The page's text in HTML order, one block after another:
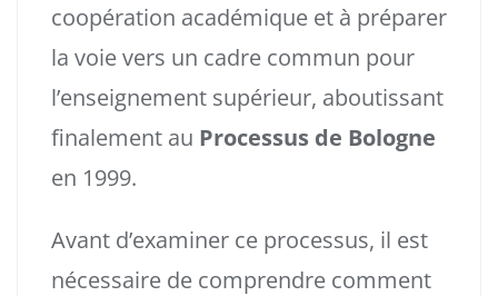
coopération académique et à préparer
la voie vers un cadre commun pour
l’enseignement supérieur, aboutissant
finalement au Processus de Bologne
en 1999.
Avant d’examiner ce processus, il est
nécessaire de comprendre comment